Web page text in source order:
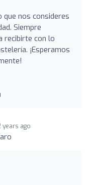
nos consideres
Siempre
recibirte con lo
¡Esperamos
years ago